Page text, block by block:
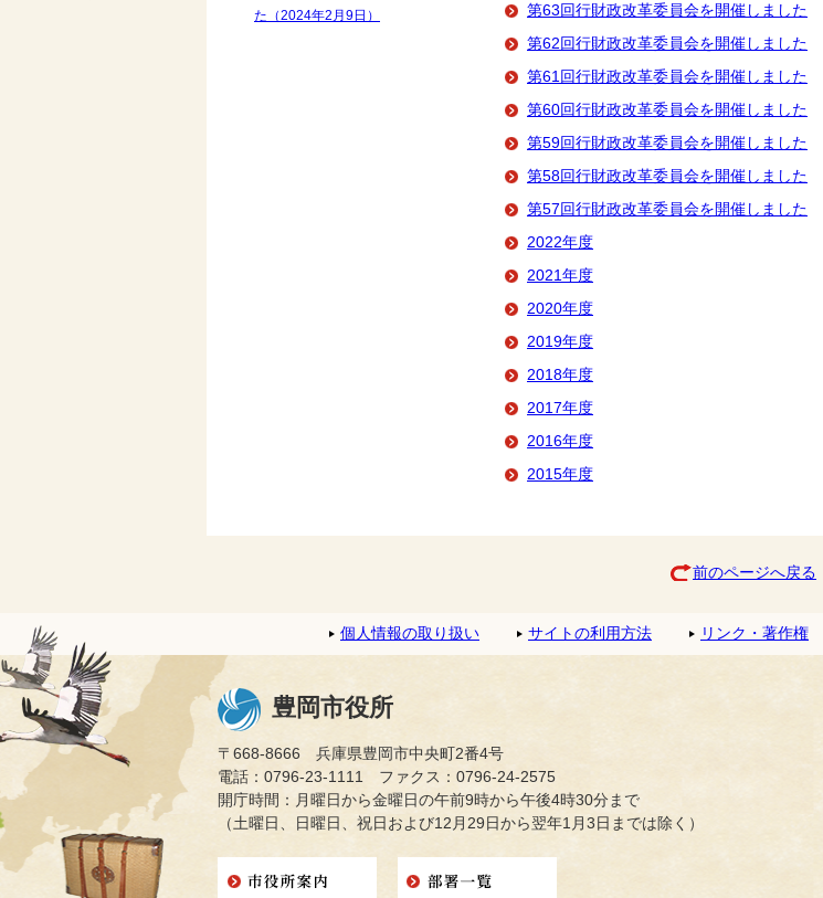
第63回行財政改革委員会を開催しました
第62回行財政改革委員会を開催しました
第61回行財政改革委員会を開催しました
第60回行財政改革委員会を開催しました
第59回行財政改革委員会を開催しました
第58回行財政改革委員会を開催しました
第57回行財政改革委員会を開催しました
2022年度
2021年度
2020年度
2019年度
2018年度
2017年度
2016年度
2015年度
た（2024年2月9日）
前のページへ戻る
個人情報の取り扱い サイトの利用方法 リンク・著作権
豊岡市役所
〒668-8666 兵庫県豊岡市中央町2番4号
電話：0796-23-1111 ファクス：0796-24-2575
開庁時間：月曜日から金曜日の午前9時から午後4時30分まで
（土曜日、日曜日、祝日および12月29日から翌年1月3日までは除く）